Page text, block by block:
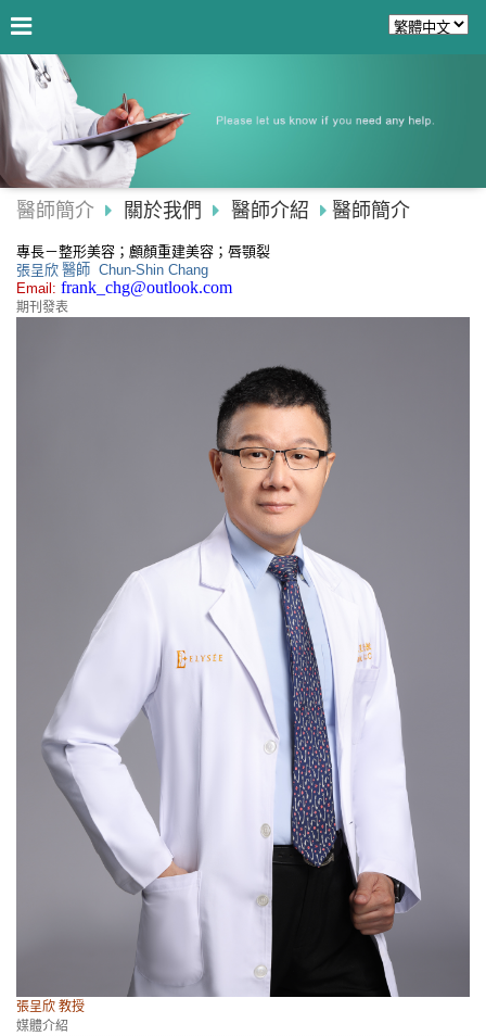
醫師簡介 關於我們 醫師介紹 醫師簡介
專長－整形美容；顱顏重建美容；唇顎裂
張呈欣 醫師 Chun-Shin Chang
Email: frank_chg@outlook.com
期刊發表
張呈欣 教授
媒體介紹